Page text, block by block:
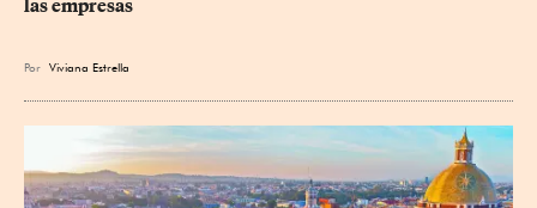
las empresas
Por Viviana Estrella